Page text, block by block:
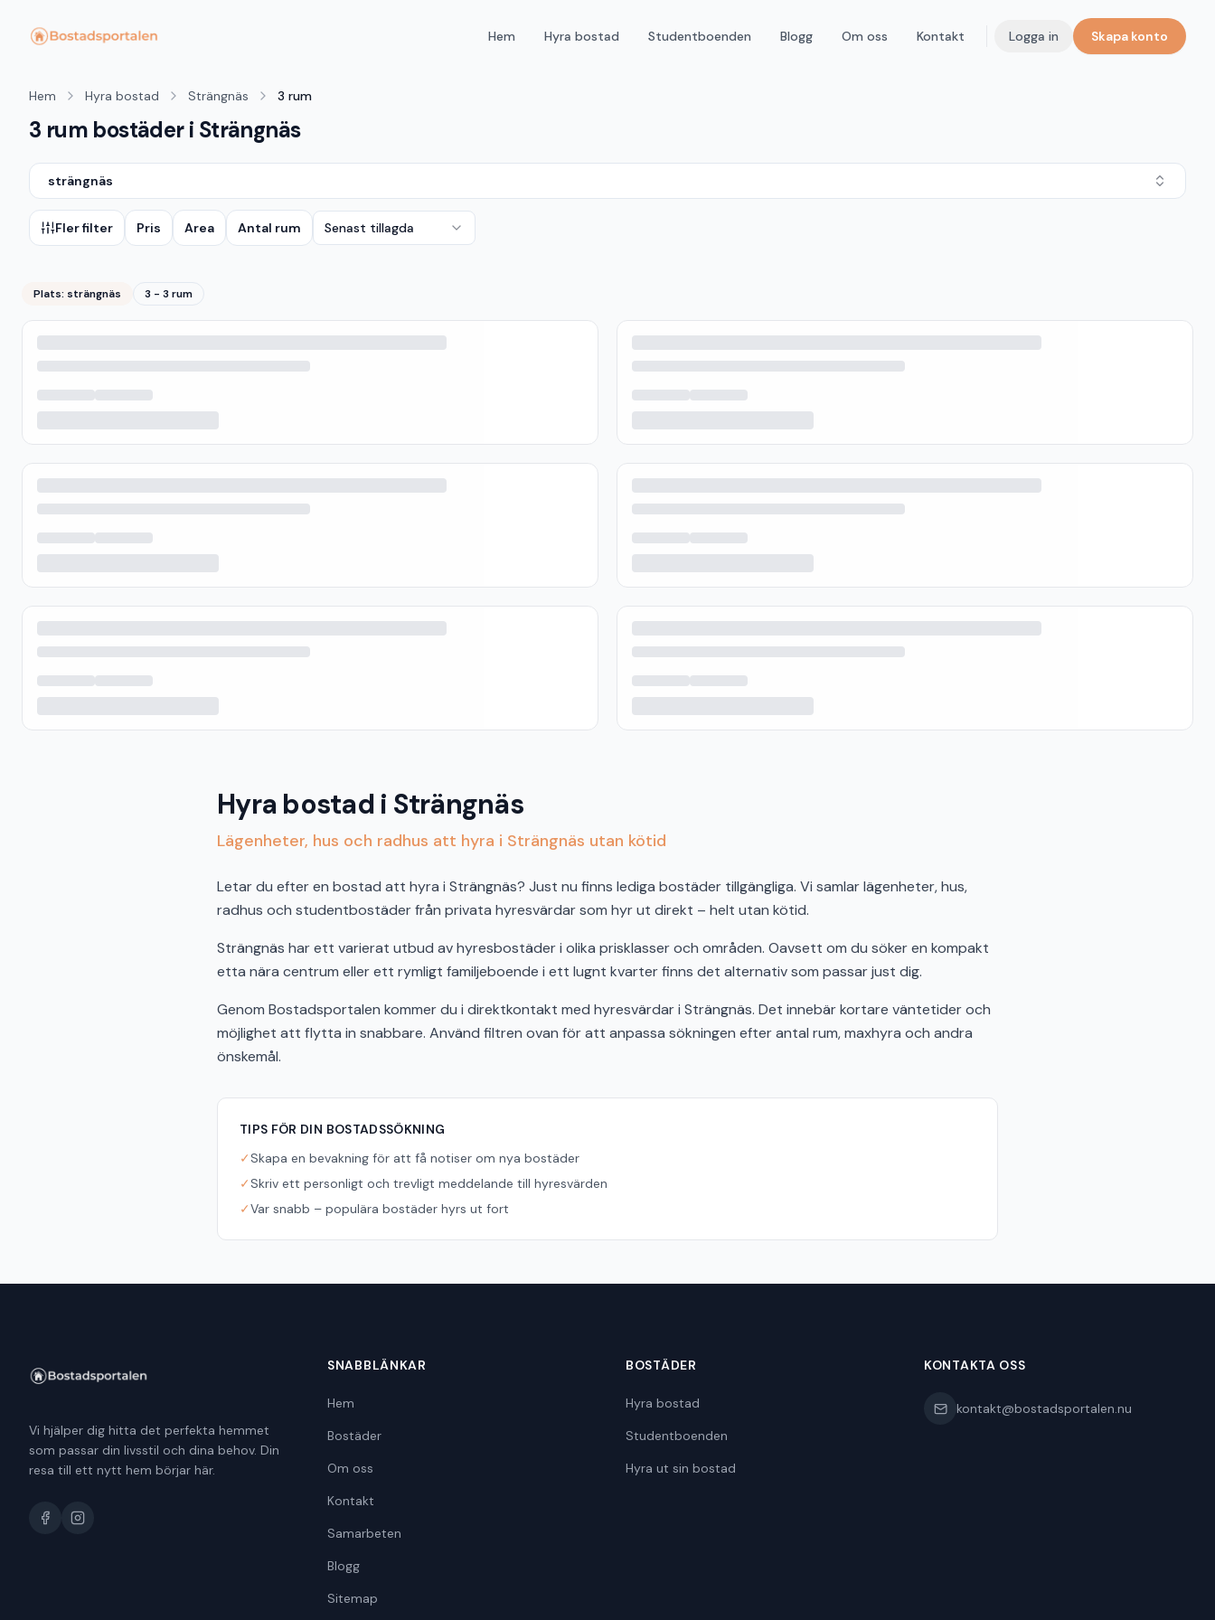
Hem Hyra bostad Studentboenden Blogg Om oss Kontakt Logga in Skapa konto
Hem Hyra bostad Strängnäs 3 rum
3 rum bostäder i Strängnäs
strängnäs
Fler filter Pris Area Antal rum Senast tillagda
Plats: strängnäs 3 - 3 rum
Hyra bostad i Strängnäs
Lägenheter, hus och radhus att hyra i Strängnäs utan kötid
Letar du efter en bostad att hyra i Strängnäs? Just nu finns lediga bostäder tillgängliga. Vi samlar lägenheter, hus,
radhus och studentbostäder från privata hyresvärdar som hyr ut direkt – helt utan kötid.
Strängnäs har ett varierat utbud av hyresbostäder i olika prisklasser och områden. Oavsett om du söker en kompakt
etta nära centrum eller ett rymligt familjeboende i ett lugnt kvarter finns det alternativ som passar just dig.
Genom Bostadsportalen kommer du i direktkontakt med hyresvärdar i Strängnäs. Det innebär kortare väntetider och
möjlighet att flytta in snabbare. Använd filtren ovan för att anpassa sökningen efter antal rum, maxhyra och andra
önskemål.
TIPS FÖR DIN BOSTADSSÖKNING
✓Skapa en bevakning för att få notiser om nya bostäder
✓Skriv ett personligt och trevligt meddelande till hyresvärden
✓Var snabb – populära bostäder hyrs ut fort
Vi hjälper dig hitta det perfekta hemmet
som passar din livsstil och dina behov. Din
resa till ett nytt hem börjar här.
SNABBLÄNKAR
Hem
Bostäder
Om oss
Kontakt
Samarbeten
Blogg
Sitemap
BOSTÄDER
Hyra bostad
Studentboenden
Hyra ut sin bostad
KONTAKTA OSS
kontakt@bostadsportalen.nu